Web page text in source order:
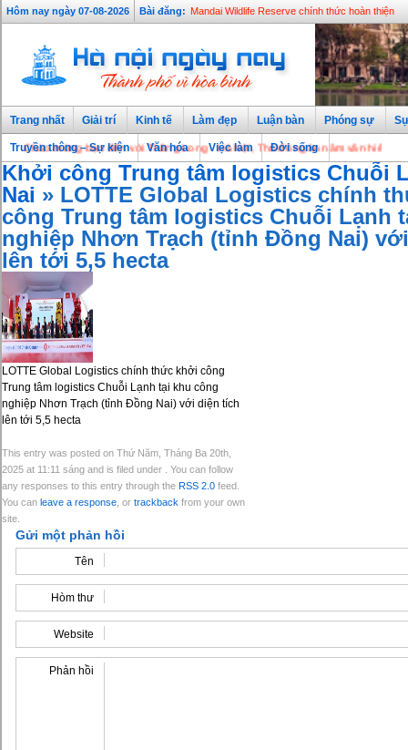
Hôm nay ngày 07-08-2026 Bài đăng: Mandai Wildlife Reserve chính thức hoàn thiện
Chào mừng bạn đến với Thăng Long - Hà Nội, Thủ đô ngàn năm văn hiến
Trang nhất Giải trí Kinh tế Làm đẹp Luận bàn Phóng sự
Truyền thông – Sự kiện Văn hóa Việc làm Đời sống
Khởi công Trung tâm logistics Chuỗi
Nai » LOTTE Global Logistics chính
công Trung tâm logistics Chuỗi Lạnh
nghiệp Nhơn Trạch (tỉnh Đồng Nai)
lên tới 5,5 hecta
LOTTE Global Logistics chính thức khởi công
Trung tâm logistics Chuỗi Lạnh tại khu công
nghiệp Nhơn Trạch (tỉnh Đồng Nai) với diện tích
lên tới 5,5 hecta
This entry was posted on Thứ Năm, Tháng Ba 20th,
2025 at 11:11 sáng and is filed under . You can follow
any responses to this entry through the RSS 2.0 feed.
You can leave a response , or trackback from your own
site.
Gửi một phản hồi
Tên
Hòm thư
Website
Phản hồi